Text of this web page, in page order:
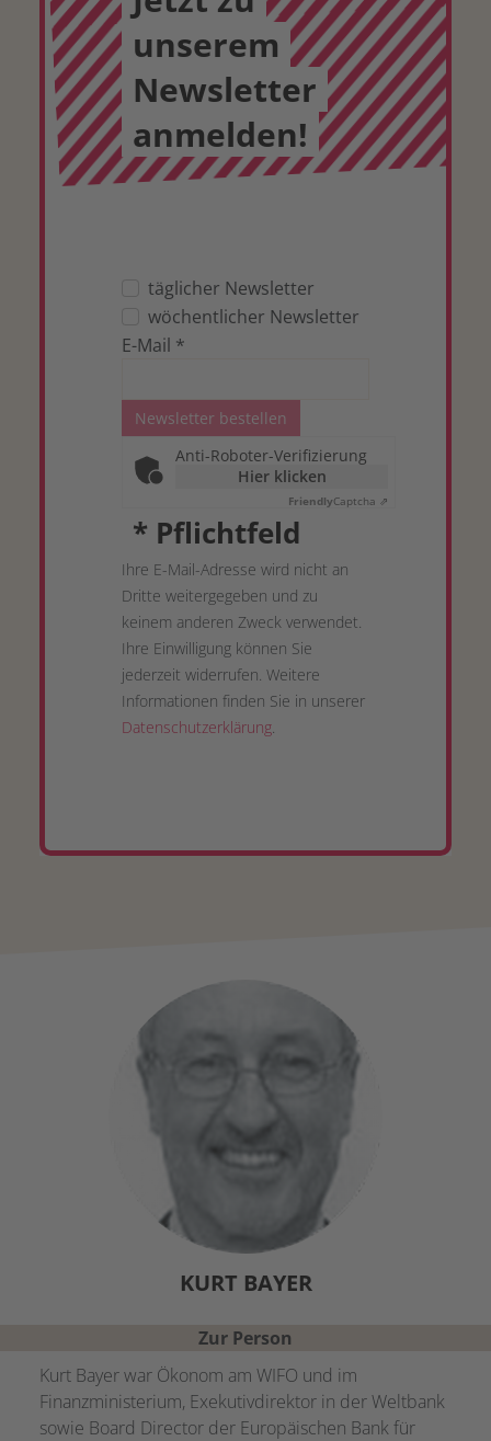
unserem
Newsletter
anmelden!
täglicher Newsletter
wöchentlicher Newsletter
E-Mail *
Newsletter bestellen
Anti-Roboter-Verifizierung
Hier klicken
FriendlyCaptcha ⇗
* Pflichtfeld
Ihre E-Mail-Adresse wird nicht an
Dritte weitergegeben und zu
keinem anderen Zweck verwendet.
Ihre Einwilligung können Sie
jederzeit widerrufen. Weitere
Informationen finden Sie in unserer
Datenschutzerklärung.
KURT BAYER
Zur Person
Kurt Bayer war Ökonom am WIFO und im
Finanzministerium, Exekutivdirektor in der Weltbank
sowie Board Director der Europäischen Bank für